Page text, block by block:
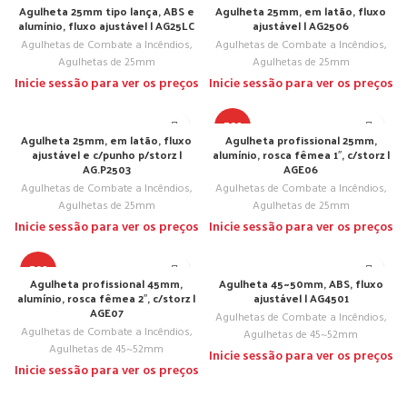
Agulheta 25mm tipo lança, ABS e
alumínio, fluxo ajustável | AG25LC
Agulhetas de Combate a Incêndios,
Agulhetas de 25mm
Inicie sessão para ver os preços
Agulheta 25mm, em latão, fluxo
ajustável | AG2506
Agulhetas de Combate a Incêndios,
Agulhetas de 25mm
Inicie sessão para ver os preços
Agulheta 25mm, em latão, fluxo
ajustável e c/punho p/storz |
AG.P2503
Agulhetas de Combate a Incêndios,
Agulhetas de 25mm
Inicie sessão para ver os preços
TOP
Agulheta profissional 25mm,
alumínio, rosca fêmea 1″, c/storz |
AGE06
Agulhetas de Combate a Incêndios,
Agulhetas de 25mm
Inicie sessão para ver os preços
TOP
Agulheta profissional 45mm,
alumínio, rosca fêmea 2″, c/storz |
AGE07
Agulhetas de Combate a Incêndios,
Agulhetas de 45~52mm
Inicie sessão para ver os preços
Agulheta 45~50mm, ABS, fluxo
ajustável | AG4501
Agulhetas de Combate a Incêndios,
Agulhetas de 45~52mm
Inicie sessão para ver os preços